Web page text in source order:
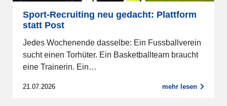
Sport-Recruiting neu gedacht: Plattform
statt Post
Jedes Wochenende dasselbe: Ein Fussballverein
sucht einen Torhüter. Ein Basketballteam braucht
eine Trainerin. Ein…
21.07.2026 mehr lesen